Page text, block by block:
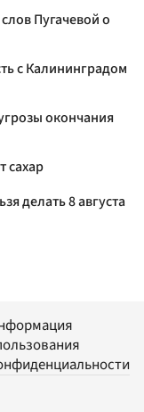
Пугачевой о
с Калининградом
окончания
сахар
делать 8 августа